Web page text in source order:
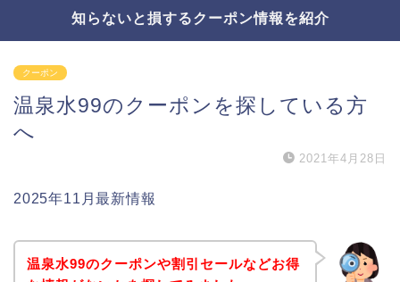
知らないと損するクーポン情報を紹介
クーポン
温泉水99のクーポンを探している方
へ
2021年4月28日
2025年11月最新情報
温泉水99のクーポンや割引セールなどお得